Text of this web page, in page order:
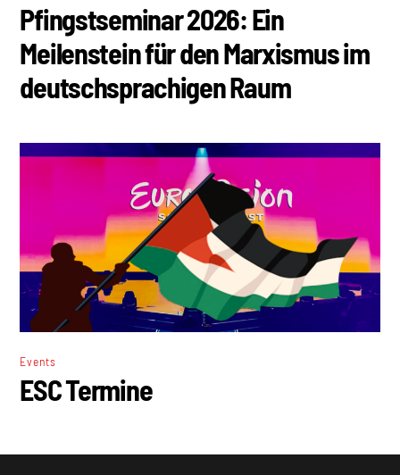
Pfingstseminar 2026: Ein
Meilenstein für den Marxismus im
deutschsprachigen Raum
Events
ESC Termine